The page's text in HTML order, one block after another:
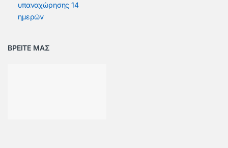
υπαναχώρησης 14
ημερών
ΒΡΕΙΤΕ ΜΑΣ